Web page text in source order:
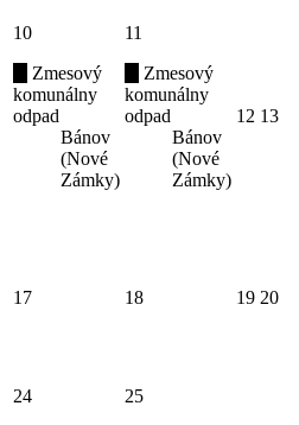
10
Zmesový
komunálny
odpad
Bánov
(Nové
Zámky)
11
Zmesový
komunálny
odpad
Bánov
(Nové
Zámky)
12 13
17 18 19 20
24
25